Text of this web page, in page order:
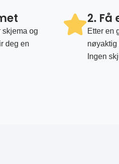
skjema og
deg en
2.
Etter en
nøyaktig
Ingen